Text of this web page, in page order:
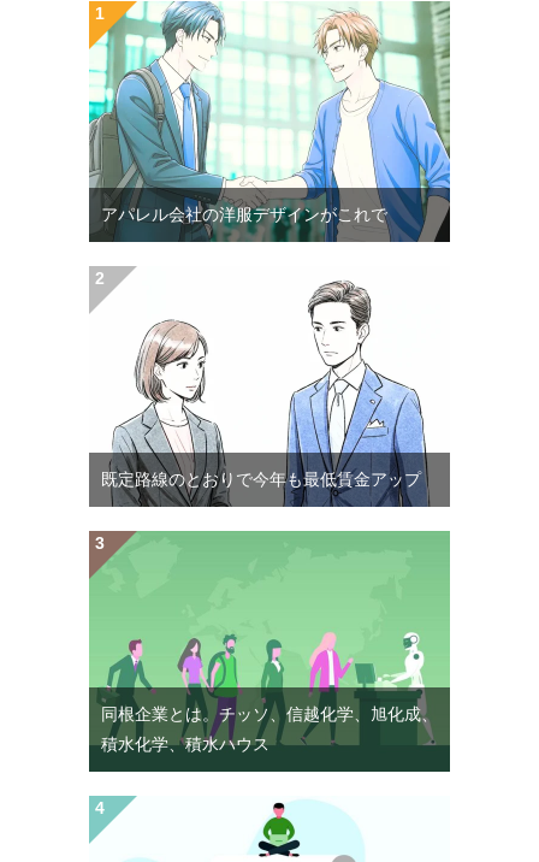
アパレル会社の洋服デザインがこれで
既定路線のとおりで今年も最低賃金アップ
同根企業とは。チッソ、信越化学、旭化成、
積水化学、積水ハウス